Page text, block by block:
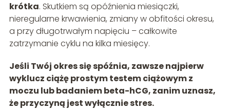
krótka. Skutkiem są opóźnienia miesiączki,
nieregularne krwawienia, zmiany w obfitości okresu,
a przy długotrwałym napięciu – całkowite
zatrzymanie cyklu na kilka miesięcy.
Jeśli Twój okres się spóźnia, zawsze najpierw
wyklucz ciążę prostym testem ciążowym z
moczu lub badaniem beta-hCG, zanim uznasz,
że przyczyną jest wyłącznie stres.